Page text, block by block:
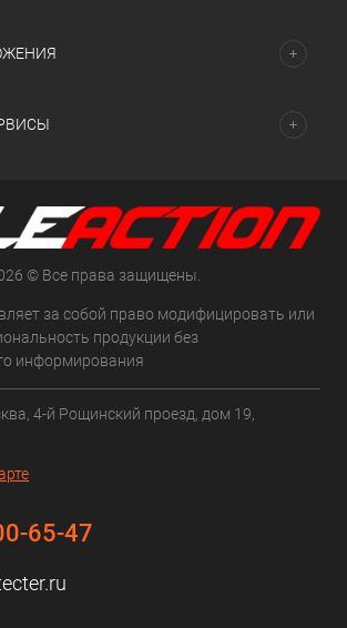
© Все права защищены.
за собой право модифицировать или
продукции без
информирования
4-й Рощинский проезд, дом 19,
65-47